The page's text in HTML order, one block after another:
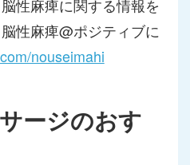
性麻痺に関する情報を
性麻痺@ポジティブに
nouseimahi
ージのおす